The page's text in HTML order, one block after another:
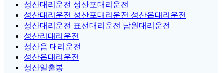
성산대리운전 성산포대리운전
성산대리운전 성산포대리운전 성산읍대리운전
성산대리운전 표선대리운전 남원대리운전
성산리대리운전
성산읍 대리운전
성산읍대리운전
성산일출봉